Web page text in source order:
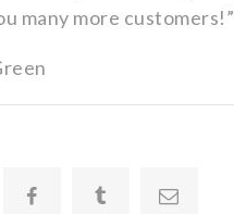
many more customers!”